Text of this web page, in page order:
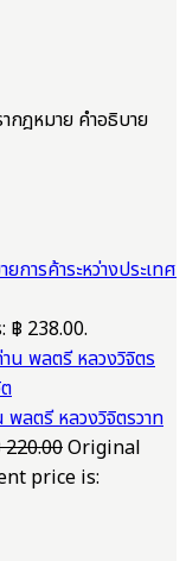
กฎหมาย คำอธิบาย
การค้าระหว่างประเทศ
238.00.
ลตรี หลวงวิจิตรวาท
220.00Original
price is: